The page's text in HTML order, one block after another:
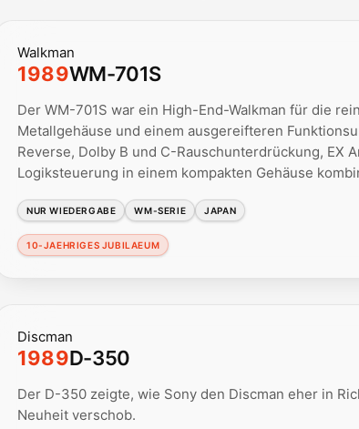
Walkman
1989WM-701S
Der WM-701S war ein High-End-Walkman für die
Metallgehäuse und einem ausgereifteren
Reverse, Dolby B und C-Rauschunterdrückung, EX
Logiksteuerung in einem kompakten Gehäuse
NUR WIEDERGABE WM-SERIE JAPAN
10-JAEHRIGES JUBILAEUM
Discman
1989D-350
Der D-350 zeigte, wie Sony den Discman eher in
Neuheit verschob.